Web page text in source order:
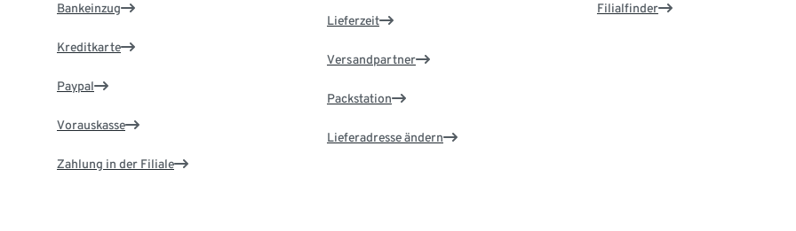
Bankeinzug
Kreditkarte
Paypal
Vorauskasse
Zahlung in der Filiale
Lieferzeit
Versandpartner
Packstation
Lieferadresse ändern
Filialfinder